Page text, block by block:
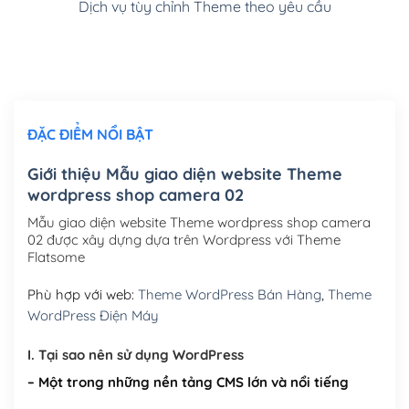
Cài đặt SMTP Mail cho site Wordpress(+100,000₫)
Mua thêm Host + Tên miền
Tên miền quốc tế .com .net .org (1 năm)
Tên miền Việt Nam .vn (1 năm)
Hosting 2GB SSD (1 năm)(+450,000₫)
Hosting 5GB SSD (1 năm)
Dịch vụ tùy chỉnh Theme theo yêu cầu
ĐẶC ĐIỂM NỔI BẬT
Giới thiệu Mẫu giao diện website Theme
wordpress shop camera 02
Mẫu giao diện website Theme wordpress shop camera
02 được xây dựng dựa trên Wordpress với Theme
Flatsome
Phù hợp với web: Theme WordPress Bán Hàng, Theme
WordPress Điện Máy
I. Tại sao nên sử dụng WordPress
– Một trong những nền tảng CMS lớn và nổi tiếng